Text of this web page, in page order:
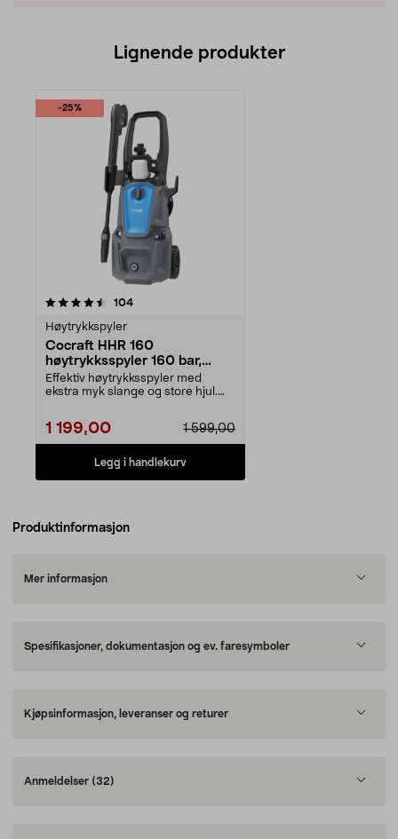
Lignende produkter
-25%
104anmeldelser
Høytrykkspyler
Cocraft HHR 160
høytrykksspyler 160 bar,
2200 W
Effektiv høytrykksspyler med
ekstra myk slange og store hjul.
1 599,00
1 199,00
Legg i handlekurv
Produktinformasjon
Mer informasjon
Spesifikasjoner, dokumentasjon og ev. faresymboler
Kjøpsinformasjon, leveranser og returer
Anmeldelser (32)